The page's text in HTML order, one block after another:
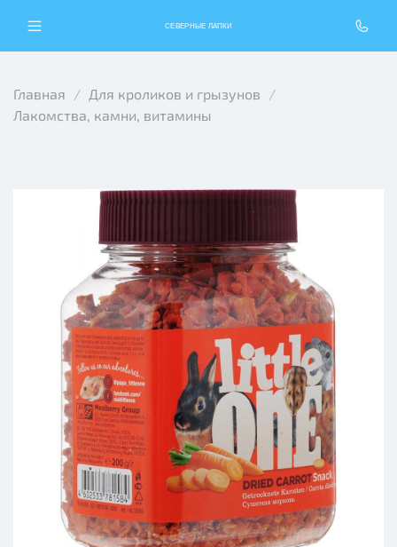
СЕВЕРНЫЕ ЛАПКИ
Главная
Для кроликов и грызунов
Лакомства, камни, витамины